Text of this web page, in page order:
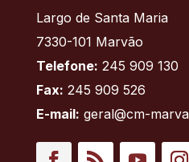
Largo de Santa Maria
7330-101 Marvão
Telefone: 245 909 130
Fax: 245 909 526
E-mail: geral@cm-